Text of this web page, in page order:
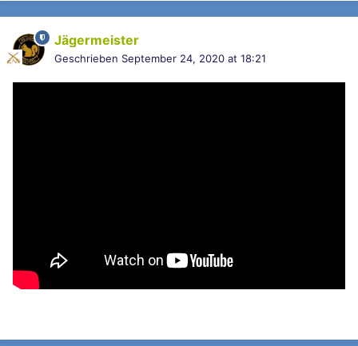
Jägermeister
Geschrieben September 24, 2020 at 18:21